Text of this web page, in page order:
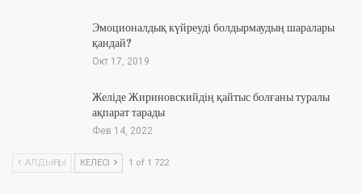
Эмоционалдық күйреуді болдырмаудың шаралары
қандай?
Окт 17, 2019
Желіде Жириновскийдің қайтыс болғаны туралы
ақпарат тарады
Фев 14, 2022
АЛДЫҢҒЫ КЕЛЕСІ 1 of 1 722